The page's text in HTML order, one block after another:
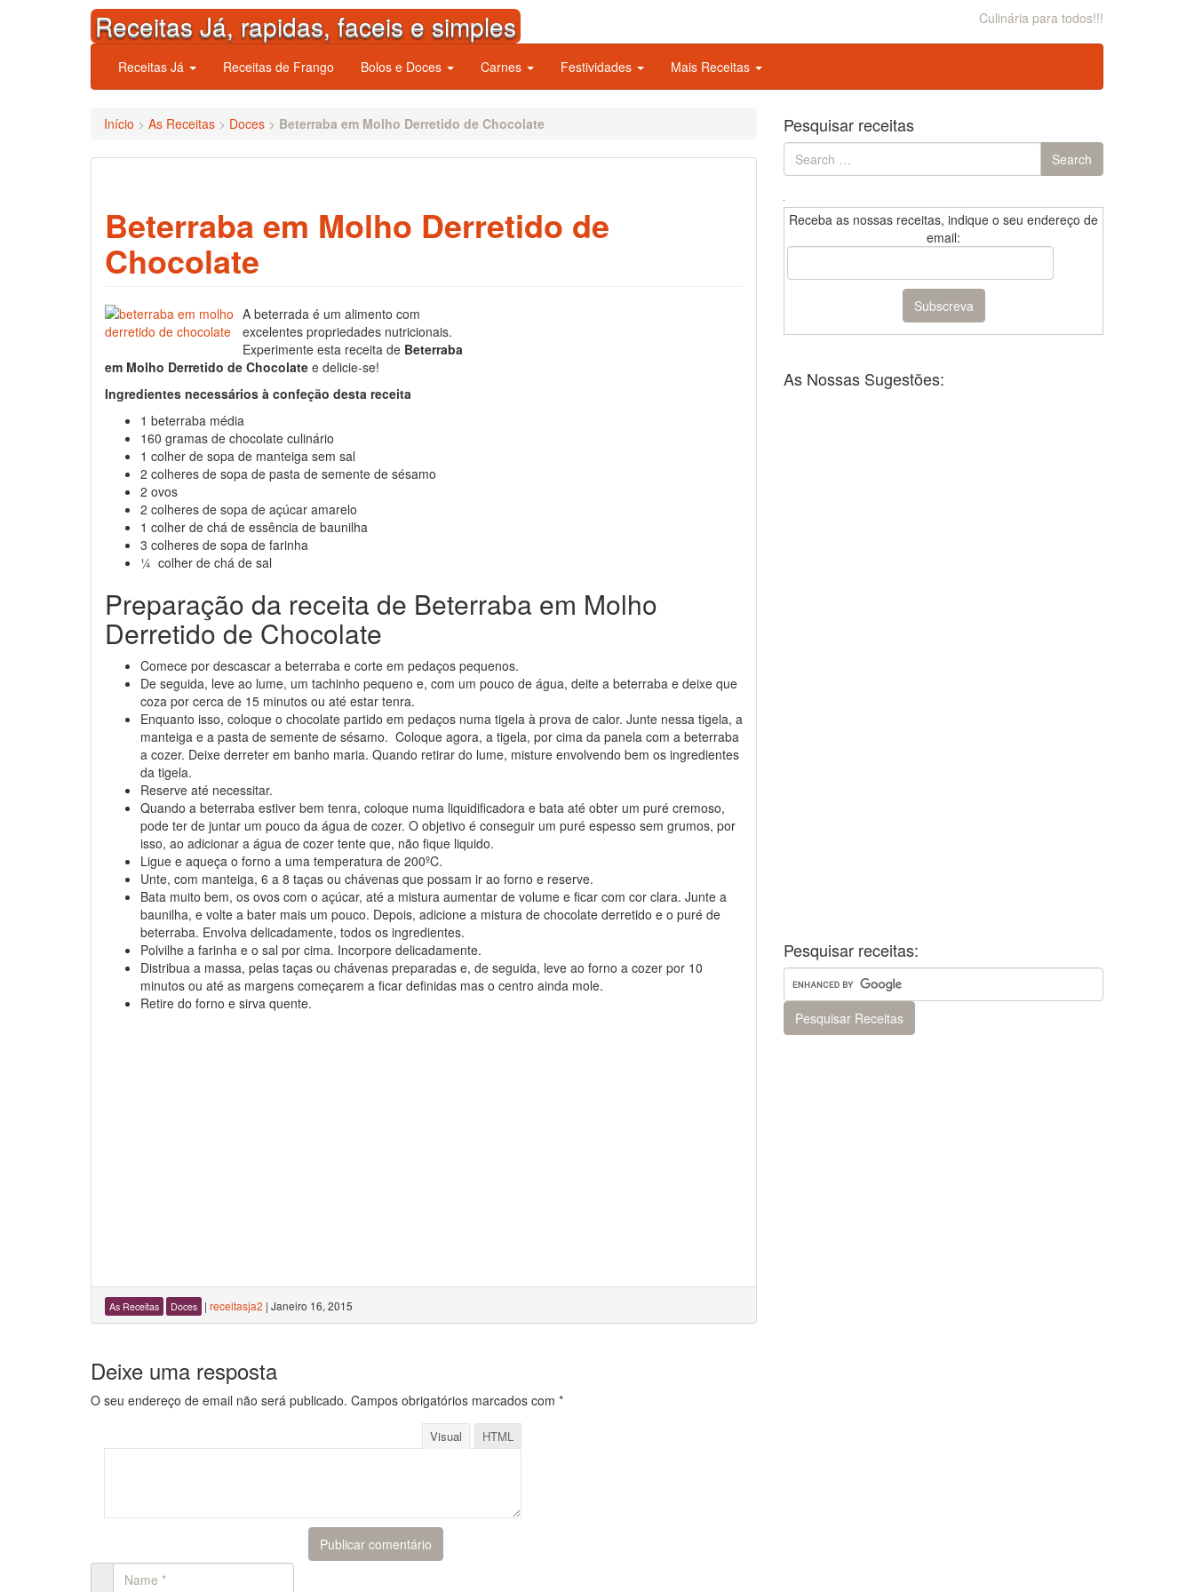
Receitas Já, rapidas, faceis e simples Culinária para todos!!!
Receitas Já Receitas de Frango Bolos e Doces Carnes Festividades Mais Receitas
Início > As Receitas > Doces > Beterraba em Molho Derretido de Chocolate
Beterraba em Molho Derretido de
Chocolate
A beterrada é um alimento com
excelentes propriedades nutricionais.
Experimente esta receita de Beterraba
em Molho Derretido de Chocolate e delicie-se!
Ingredientes necessários à confeção desta receita
1 beterraba média
160 gramas de chocolate culinário
1 colher de sopa de manteiga sem sal
2 colheres de sopa de pasta de semente de sésamo
2 ovos
2 colheres de sopa de açúcar amarelo
1 colher de chá de essência de baunilha
3 colheres de sopa de farinha
¼ colher de chá de sal
Preparação da receita de Beterraba em Molho
Derretido de Chocolate
Comece por descascar a beterraba e corte em pedaços pequenos.
De seguida, leve ao lume, um tachinho pequeno e, com um pouco de água, deite a beterraba e deixe que
coza por cerca de 15 minutos ou até estar tenra.
Enquanto isso, coloque o chocolate partido em pedaços numa tigela à prova de calor. Junte nessa tigela, a
manteiga e a pasta de semente de sésamo. Coloque agora, a tigela, por cima da panela com a beterraba
a cozer. Deixe derreter em banho maria. Quando retirar do lume, misture envolvendo bem os ingredientes
da tigela.
Reserve até necessitar.
Quando a beterraba estiver bem tenra, coloque numa liquidificadora e bata até obter um puré cremoso,
pode ter de juntar um pouco da água de cozer. O objetivo é conseguir um puré espesso sem grumos, por
isso, ao adicionar a água de cozer tente que, não fique liquido.
Ligue e aqueça o forno a uma temperatura de 200ºC.
Unte, com manteiga, 6 a 8 taças ou chávenas que possam ir ao forno e reserve.
Bata muito bem, os ovos com o açúcar, até a mistura aumentar de volume e ficar com cor clara. Junte a
baunilha, e volte a bater mais um pouco. Depois, adicione a mistura de chocolate derretido e o puré de
beterraba. Envolva delicadamente, todos os ingredientes.
Polvilhe a farinha e o sal por cima. Incorpore delicadamente.
Distribua a massa, pelas taças ou chávenas preparadas e, de seguida, leve ao forno a cozer por 10
minutos ou até as margens começarem a ficar definidas mas o centro ainda mole.
Retire do forno e sirva quente.
As Receitas Doces | receitasja2 | Janeiro 16, 2015
Deixe uma resposta
O seu endereço de email não será publicado. Campos obrigatórios marcados com *
Visual HTML
Pesquisar receitas
Search
for:
Search
Receba as nossas receitas, indique o seu endereço de
email:
As Nossas Sugestões:
Pesquisar receitas: